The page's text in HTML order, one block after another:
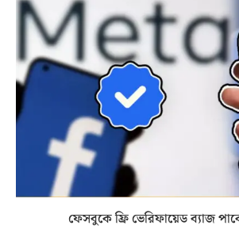
ফেসবুকে ফ্রি ভেরিফায়েড ব্যাজ